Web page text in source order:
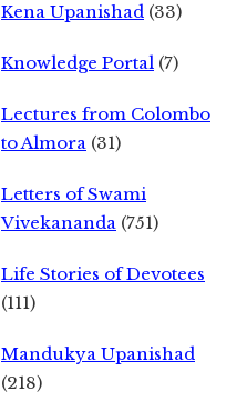
Kena Upanishad (33)
Knowledge Portal (7)
Lectures from Colombo
to Almora (31)
Letters of Swami
Vivekananda (751)
Life Stories of Devotees
(111)
Mandukya Upanishad
(218)